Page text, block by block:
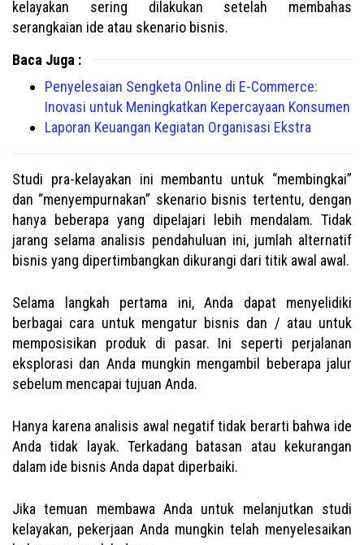
kelayakan sering dilakukan setelah membahas
serangkaian ide atau skenario bisnis.
Baca Juga :
Penyelesaian Sengketa Online di E-Commerce:
Inovasi untuk Meningkatkan Kepercayaan Konsumen
Laporan Keuangan Kegiatan Organisasi Ekstra
Studi pra-kelayakan ini membantu untuk “membingkai”
dan “menyempurnakan” skenario bisnis tertentu, dengan
hanya beberapa yang dipelajari lebih mendalam. Tidak
jarang selama analisis pendahuluan ini, jumlah alternatif
bisnis yang dipertimbangkan dikurangi dari titik awal awal.
Selama langkah pertama ini, Anda dapat menyelidiki
berbagai cara untuk mengatur bisnis dan / atau untuk
memposisikan produk di pasar. Ini seperti perjalanan
eksplorasi dan Anda mungkin mengambil beberapa jalur
sebelum mencapai tujuan Anda.
Hanya karena analisis awal negatif tidak berarti bahwa ide
Anda tidak layak. Terkadang batasan atau kekurangan
dalam ide bisnis Anda dapat diperbaiki.
Jika temuan membawa Anda untuk melanjutkan studi
kelayakan, pekerjaan Anda mungkin telah menyelesaikan